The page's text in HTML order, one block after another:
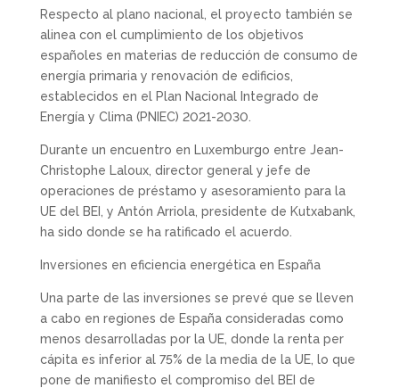
Respecto al plano nacional, el proyecto también se
alinea con el cumplimiento de los objetivos
españoles en materias de reducción de consumo de
energía primaria y renovación de edificios,
establecidos en el Plan Nacional Integrado de
Energía y Clima (PNIEC) 2021-2030.
Durante un encuentro en Luxemburgo entre Jean-
Christophe Laloux, director general y jefe de
operaciones de préstamo y asesoramiento para la
UE del BEI, y Antón Arriola, presidente de Kutxabank,
ha sido donde se ha ratificado el acuerdo.
Inversiones en eficiencia energética en España
Una parte de las inversiones se prevé que se lleven
a cabo en regiones de España consideradas como
menos desarrolladas por la UE, donde la renta per
cápita es inferior al 75% de la media de la UE, lo que
pone de manifiesto el compromiso del BEI de